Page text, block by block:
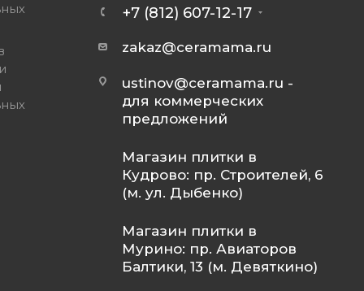
+7 (812) 607-12-17
zakaz@ceramama.ru
ustinov@ceramama.ru -
для коммерческих
предложений
Магазин плитки в
Кудрово: пр. Строителей, 6
(м. ул. Дыбенко)
Магазин плитки в
Мурино: пр. Авиаторов
Балтики, 13 (м. Девяткино)